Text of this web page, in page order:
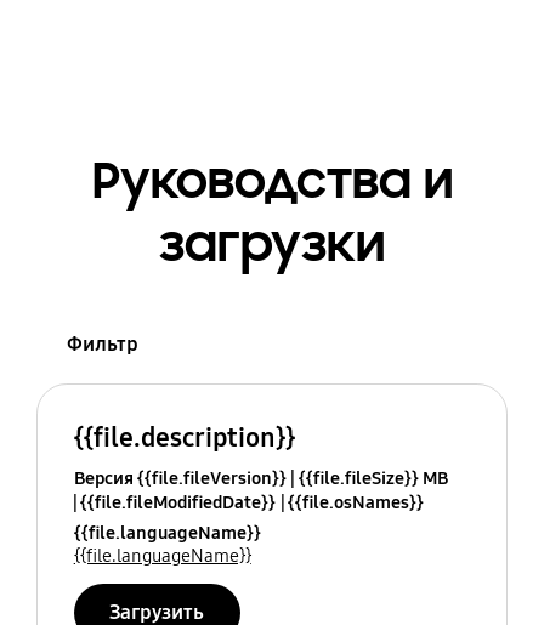
Руководства и
загрузки
Фильтр
{{file.description}}
Версия {{file.fileVersion}} {{file.fileSize}} MB
{{file.fileModifiedDate}} {{file.osNames}}
{{file.languageName}}
{{file.languageName}}
Загрузить